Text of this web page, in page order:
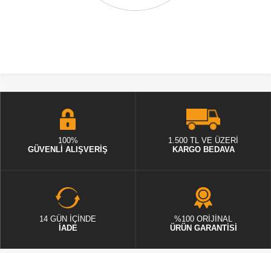
100%
GÜVENLİ ALIŞVERİŞ
1.500 TL VE ÜZERİ
KARGO BEDAVA
14 GÜN İÇİNDE
İADE
%100 ORİJİNAL
ÜRÜN GARANTİSİ